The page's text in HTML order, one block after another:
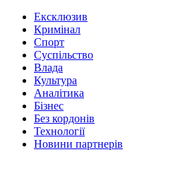
Ексклюзив
Кримінал
Спорт
Суспільство
Влада
Культура
Аналітика
Бізнес
Без кордонів
Технології
Новини партнерів